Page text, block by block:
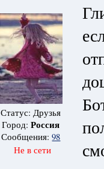
Статус: Друзья
Город:Россия
Сообщения:98
Не в сети